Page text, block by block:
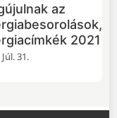
az
2021
31.